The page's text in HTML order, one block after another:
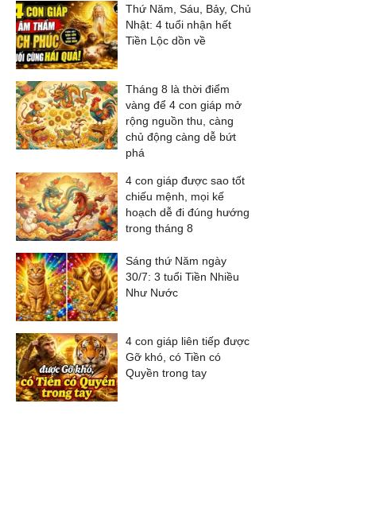
Thứ Năm, Sáu, Bảy, Chủ
Nhật: 4 tuổi nhận hết
Tiền Lộc dồn về
Tháng 8 là thời điểm
vàng để 4 con giáp mở
rộng nguồn thu, càng
chủ động càng dễ bứt
phá
4 con giáp được sao tốt
chiếu mệnh, mọi kế
hoạch dễ đi đúng hướng
trong tháng 8
Sáng thứ Năm ngày
30/7: 3 tuổi Tiền Nhiều
Như Nước
4 con giáp liên tiếp được
Gỡ khó, có Tiền có
Quyền trong tay